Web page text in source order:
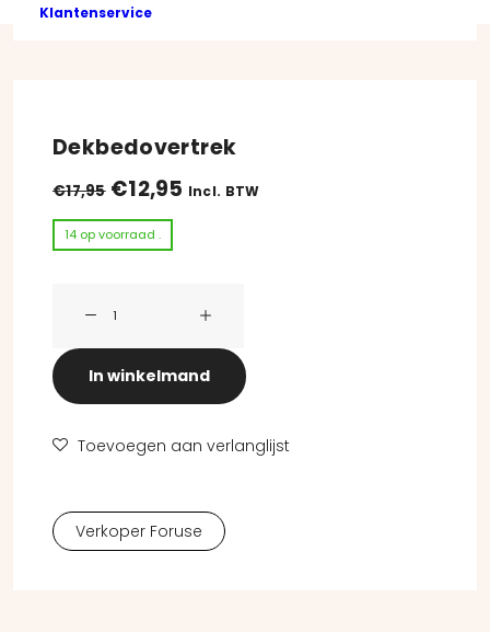
Klantenservice
Dekbedovertrek
€17,95 Oorspronkelijke prijs was: €17,95.
€12,95 Huidige prijs is: €12,95.
Incl. BTW
14 op voorraad .
In winkelmand
Toevoegen aan verlanglijst
Verkoper Foruse